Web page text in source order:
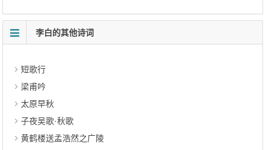
李白的其他诗词
短歌行
梁甫吟
太原早秋
子夜吴歌·秋歌
黄鹤楼送孟浩然之广陵